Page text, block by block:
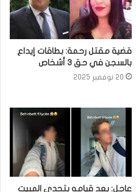
قضية مقتل رحمة: بطاقات إيداع
بالسجن في حق 3 أشخاص
20 نوفمبر 2025
عاجل: بعد قيامه بتحدي المبيت